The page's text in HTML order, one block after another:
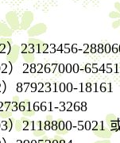
）23123456-
） 28267000-65451
） 87923100-18161
3268
）2118800-5021